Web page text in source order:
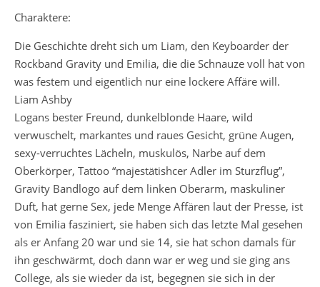
Charaktere:
Die Geschichte dreht sich um Liam, den Keyboarder der
Rockband Gravity und Emilia, die die Schnauze voll hat von
was festem und eigentlich nur eine lockere Affäre will.
Liam Ashby
Logans bester Freund, dunkelblonde Haare, wild
verwuschelt, markantes und raues Gesicht, grüne Augen,
sexy-verruchtes Lächeln, muskulös, Narbe auf dem
Oberkörper, Tattoo “majestätishcer Adler im Sturzflug”,
Gravity Bandlogo auf dem linken Oberarm, maskuliner
Duft, hat gerne Sex, jede Menge Affären laut der Presse, ist
von Emilia fasziniert, sie haben sich das letzte Mal gesehen
als er Anfang 20 war und sie 14, sie hat schon damals für
ihn geschwärmt, doch dann war er weg und sie ging ans
College, als sie wieder da ist, begegnen sie sich in der